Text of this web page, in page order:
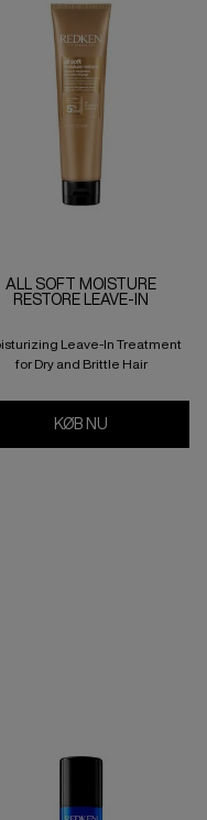
LEAVE-IN
ALL SOFT MOISTURE
RESTORE LEAVE-IN
Leave-In Treatment
for Dry and Brittle Hair
KØB NU ALL SOFT